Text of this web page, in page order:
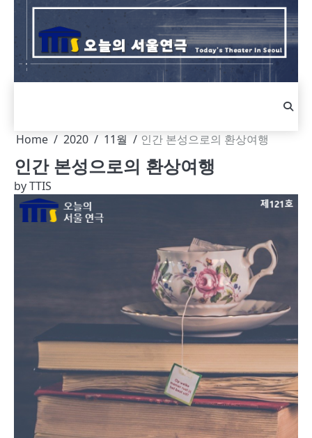
Skip
content
Home 2020 11월 인간 본성으로의 환상여행
인간 본성으로의 환상여행
byTTIS